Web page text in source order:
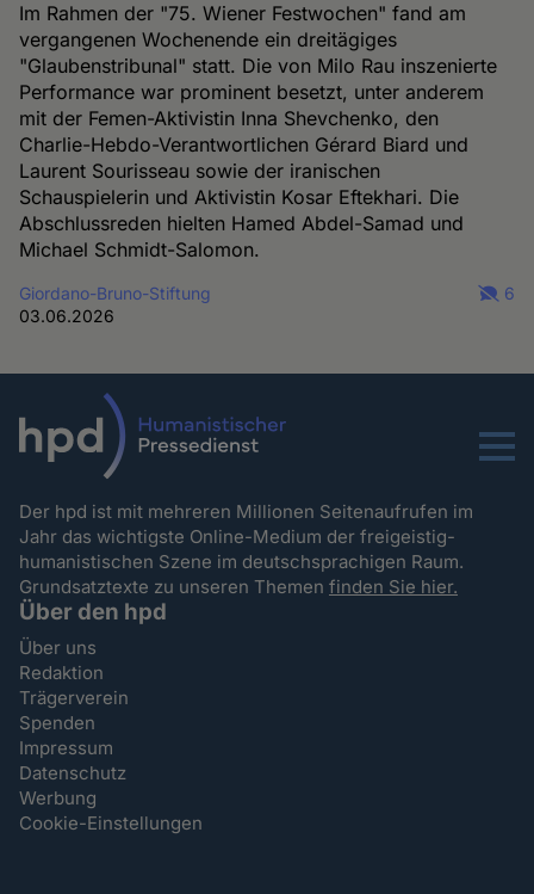
Im Rahmen der "75. Wiener Festwochen" fand am
vergangenen Wochenende ein dreitägiges
"Glaubenstribunal" statt. Die von Milo Rau inszenierte
Performance war prominent besetzt, unter anderem
mit der Femen-Aktivistin Inna Shevchenko, den
Charlie-Hebdo-Verantwortlichen Gérard Biard und
Laurent Sourisseau sowie der iranischen
Schauspielerin und Aktivistin Kosar Eftekhari. Die
Abschlussreden hielten Hamed Abdel-Samad und
Michael Schmidt-Salomon.
Giordano-Bruno-Stiftung
03.06.2026
6
Menu
Der hpd ist mit mehreren Millionen Seitenaufrufen im
Jahr das wichtigste Online-Medium der freigeistig-
humanistischen Szene im deutschsprachigen Raum.
Grundsatztexte zu unseren Themenfinden Sie hier.
Über den hpd
Über uns
Redaktion
Trägerverein
Spenden
Impressum
Datenschutz
Werbung
Cookie-Einstellungen